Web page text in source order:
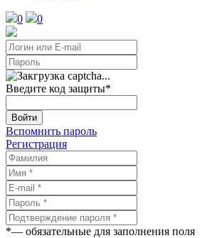
0 0
Введите код защиты*
Войти
Вспомнить пароль
Регистрация
*— обязательные для заполнения поля